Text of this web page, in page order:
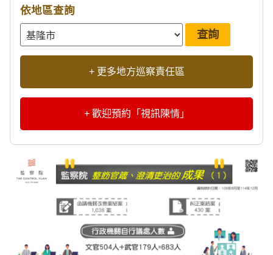
依地區查詢
+ 更多地方巡察責任區
+ 歡迎預約「視訊陳情」